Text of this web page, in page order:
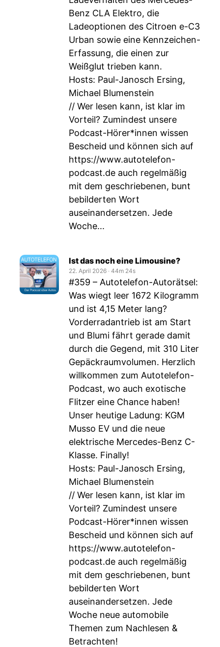
Benz CLA Elektro, die
Ladeoptionen des Citroen e-C3
Urban sowie eine Kennzeichen-
Erfassung, die einen zur
Weißglut trieben kann.
Hosts: Paul-Janosch Ersing,
Michael Blumenstein
// Wer lesen kann, ist klar im
Vorteil? Zumindest unsere
Podcast-Hörer*innen wissen
Bescheid und können sich auf
https://www.autotelefon-
podcast.de auch regelmäßig
mit dem geschriebenen, bunt
bebilderten Wort
auseinandersetzen. Jede
Woche...
Ist das noch eine Limousine?
22. April 2026 ‧ 44m 24s
#359 – Autotelefon-Autorätsel:
Was wiegt leer 1672 Kilogramm
und ist 4,15 Meter lang?
Vorderradantrieb ist am Start
und Blumi fährt gerade damit
durch die Gegend, mit 310 Liter
Gepäckraumvolumen. Herzlich
willkommen zum Autotelefon-
Podcast, wo auch exotische
Flitzer eine Chance haben!
Unser heutige Ladung: KGM
Musso EV und die neue
elektrische Mercedes-Benz C-
Klasse. Finally!
Hosts: Paul-Janosch Ersing,
Michael Blumenstein
// Wer lesen kann, ist klar im
Vorteil? Zumindest unsere
Podcast-Hörer*innen wissen
Bescheid und können sich auf
https://www.autotelefon-
podcast.de auch regelmäßig
mit dem geschriebenen, bunt
bebilderten Wort
auseinandersetzen. Jede
Woche neue automobile
Themen zum Nachlesen &
Betrachten!